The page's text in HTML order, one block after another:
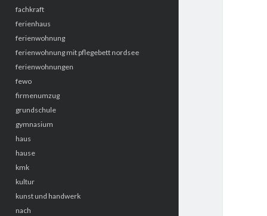
fachkraft
ferienhaus
ferienwohnung
ferienwohnung mit pflegebett nordsee
ferienwohnungen
fewo
firmenumzug
grundschule
gymnasium
haus
hause
kmk
kultur
kunst und handwerk
nach